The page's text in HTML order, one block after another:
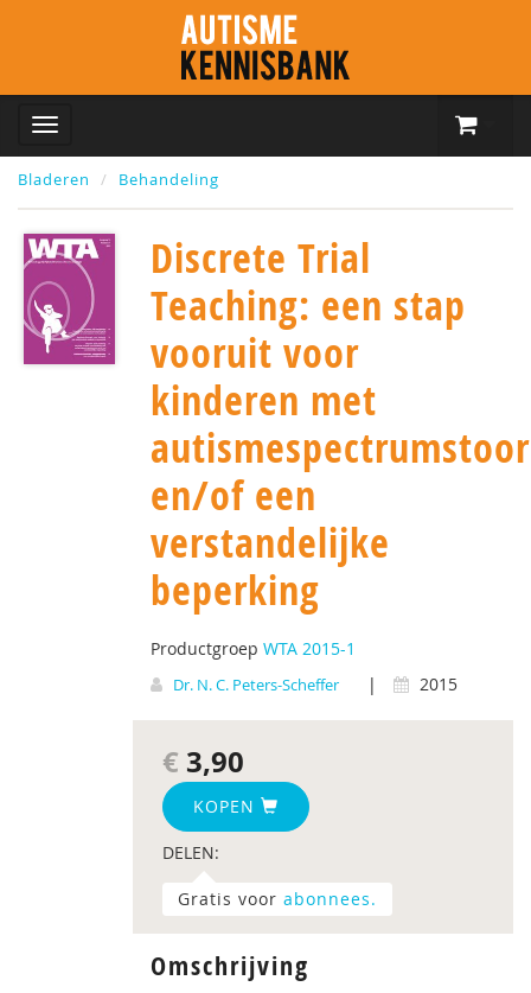
Bladeren Behandeling
Discrete Trial
Teaching: een stap
vooruit voor
kinderen met
en/of een
verstandelijke
beperking
Productgroep WTA 2015-1
Dr. N. C. Peters-Scheffer | 2015
€ 3,90
KOPEN
DELEN:
Gratis voor abonnees.
Omschrijving